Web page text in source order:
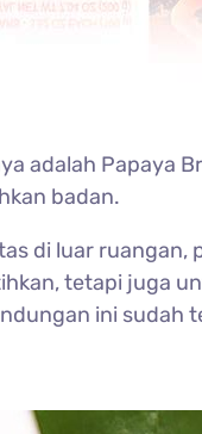
adalah Papaya
badan.
di luar
tetapi juga
ini sudah